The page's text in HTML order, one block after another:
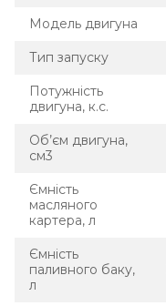
Модель двигуна
Тип запуску
Потужність
двигуна, к.с.
Об’єм двигуна,
см3
Ємність
масляного
картера, л
Ємність
паливного баку,
л